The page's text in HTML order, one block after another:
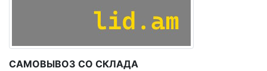
САМОВЫВОЗ СО СКЛАДА